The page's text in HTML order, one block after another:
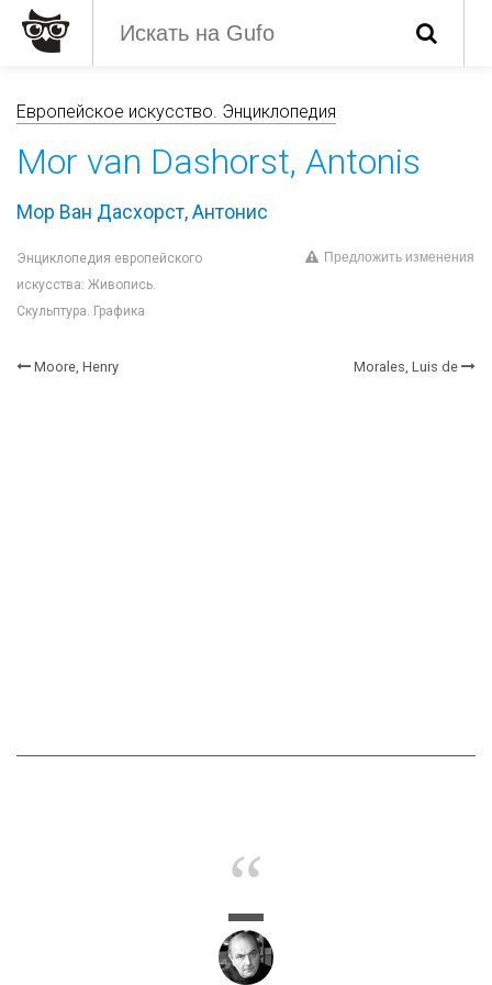
Европейское искусство. Энциклопедия
Mor van Dashorst, Antonis
Мор Ван Дасхорст, Антонис
Энциклопедия европейского
искусства: Живопись.
Скульптура. Графика
Предложить изменения
Moore, Henry Morales, Luis de